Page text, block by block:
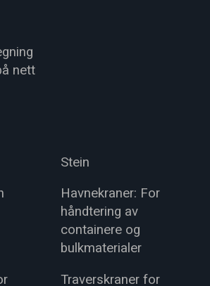
nett
Stein
Havnekraner: For
håndtering av
containere og
bulkmaterialer
Traverskraner for